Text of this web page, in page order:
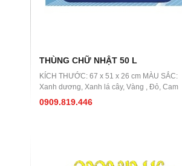
THÙNG CHỮ NHẬT 50 L
KÍCH THƯỚC: 67 x 51 x 26 cm MÀU SẮC:
Xanh dương, Xanh lá cây, Vàng , Đỏ, Cam
0909.819.446